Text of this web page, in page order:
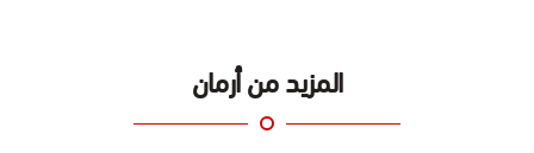
المزيد من أرمان